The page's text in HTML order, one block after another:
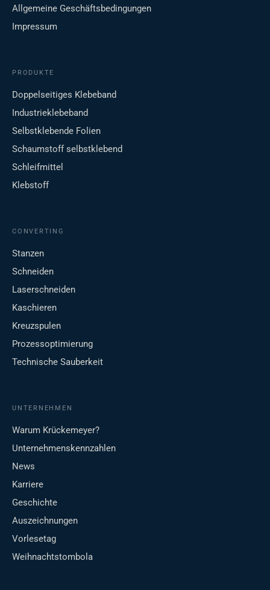
Allgemeine Geschäftsbedingungen
Impressum
PRODUKTE
Doppelseitiges Klebeband
Industrieklebeband
Selbstklebende Folien
Schaumstoff selbstklebend
Schleifmittel
Klebstoff
CONVERTING
Stanzen
Schneiden
Laserschneiden
Kaschieren
Kreuzspulen
Prozessoptimierung
Technische Sauberkeit
UNTERNEHMEN
Warum Krückemeyer?
Unternehmenskennzahlen
News
Karriere
Geschichte
Auszeichnungen
Vorlesetag
Weihnachtstombola